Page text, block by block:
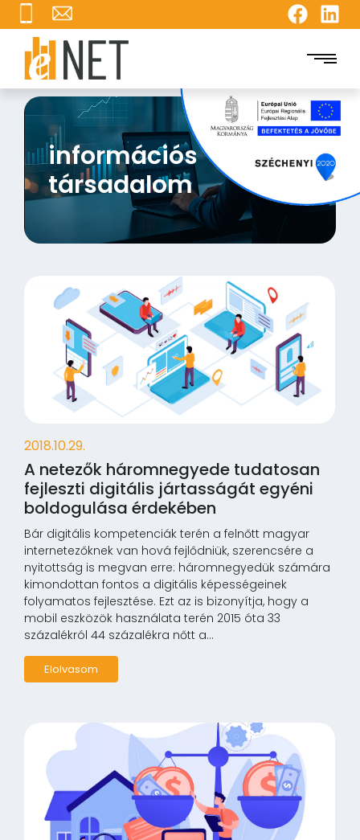
információs
társadalom
2018.10.29.
A netezők háromnegyede tudatosan
fejleszti digitális jártasságát egyéni
boldogulása érdekében
Bár digitális kompetenciák terén a felnőtt magyar
internetezőknek van hová fejlődniük, szerencsére a
nyitottság is megvan erre: háromnegyedük számára
kimondottan fontos a digitális képességeinek
folyamatos fejlesztése. Ezt az is bizonyítja, hogy a
mobil eszközök használata terén 2015 óta 33
százalékról 44 százalékra nőtt a...
Elolvasom